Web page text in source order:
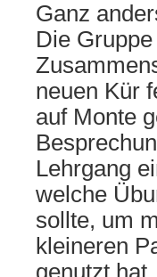
Ganz
Die
neuen Kür
auf Monte
Lehrgang
welche
sollte, um
kleineren
genutzt